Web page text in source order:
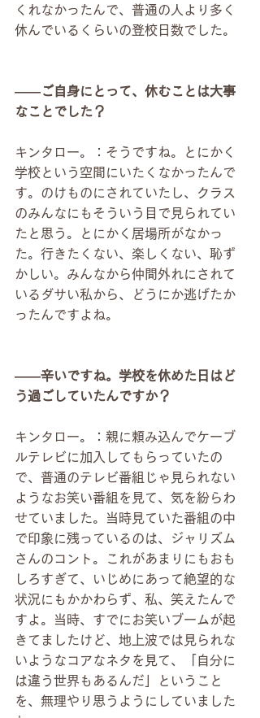
くれなかったんで、普通の人より多く
休んでいるくらいの登校日数でした。
――ご自身にとって、休むことは大事
なことでした？
キンタロー。：そうですね。とにかく
学校という空間にいたくなかったんで
す。のけものにされていたし、クラス
のみんなにもそういう目で見られてい
たと思う。とにかく居場所がなかっ
た。行きたくない、楽しくない、恥ず
かしい。みんなから仲間外れにされて
いるダサい私から、どうにか逃げたか
ったんですよね。
――辛いですね。学校を休めた日はど
う過ごしていたんですか？
キンタロー。：親に頼み込んでケーブ
ルテレビに加入してもらっていたの
で、普通のテレビ番組じゃ見られない
ようなお笑い番組を見て、気を紛らわ
せていました。当時見ていた番組の中
で印象に残っているのは、ジャリズム
さんのコント。これがあまりにもおも
しろすぎて、いじめにあって絶望的な
状況にもかかわらず、私、笑えたんで
すよ。当時、すでにお笑いブームが起
きてましたけど、地上波では見られな
いようなコアなネタを見て、「自分に
は違う世界もあるんだ」ということ
を、無理やり思うようにしていました